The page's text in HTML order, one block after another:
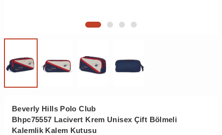
Beverly Hills Polo Club
Bhpc75557 Lacivert Krem Unisex Çift Bölmeli
Kalemlik Kalem Kutusu